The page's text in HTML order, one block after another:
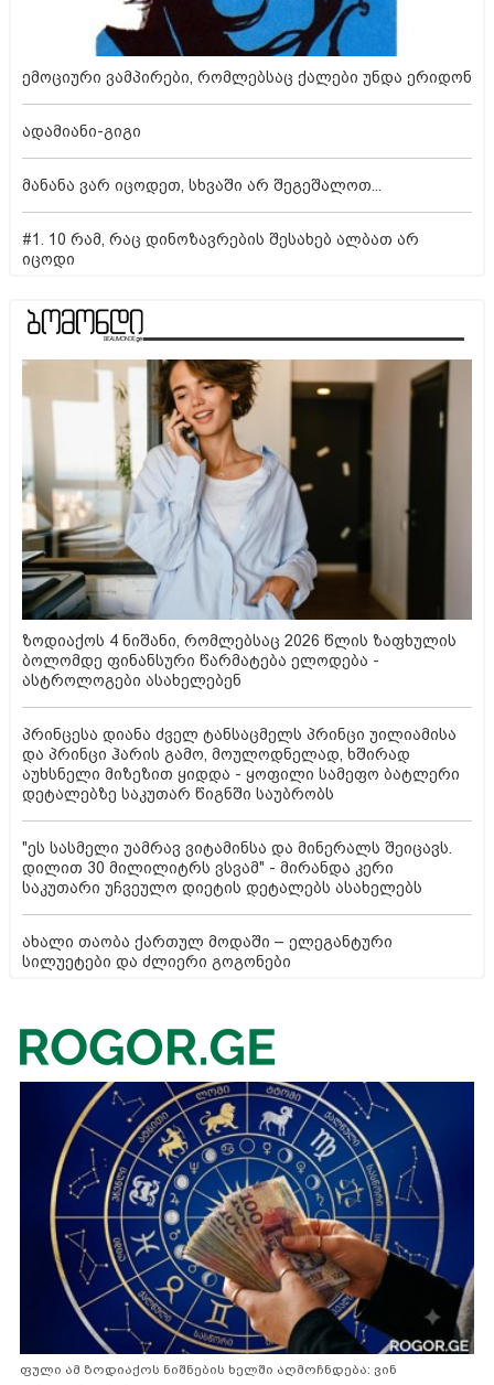
ემოციური ვამპირები, რომლებსაც ქალები უნდა ერიდონ
ადამიანი-გიგი
მანანა ვარ იცოდეთ, სხვაში არ შეგეშალოთ...
#1. 10 რამ, რაც დინოზავრების შესახებ ალბათ არ
იცოდი
ზოდიაქოს 4 ნიშანი, რომლებსაც 2026 წლის ზაფხულის
ბოლომდე ფინანსური წარმატება ელოდება -
ასტროლოგები ასახელებენ
პრინცესა დიანა ძველ ტანსაცმელს პრინცი უილიამისა
და პრინცი ჰარის გამო, მოულოდნელად, ხშირად
აუხსნელი მიზეზით ყიდდა - ყოფილი სამეფო ბატლერი
დეტალებზე საკუთარ წიგნში საუბრობს
"ეს სასმელი უამრავ ვიტამინსა და მინერალს შეიცავს.
დილით 30 მილილიტრს ვსვამ" - მირანდა კერი
საკუთარი უჩვეულო დიეტის დეტალებს ასახელებს
ახალი თაობა ქართულ მოდაში – ელეგანტური
სილუეტები და ძლიერი გოგონები
ფული ამ ზოდიაქოს ნიშნების ხელში აღმოჩნდება: ვინ